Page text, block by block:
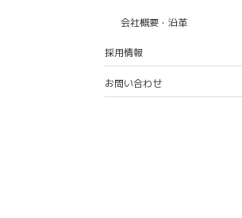
会社概要・沿革
採用情報
お問い合わせ